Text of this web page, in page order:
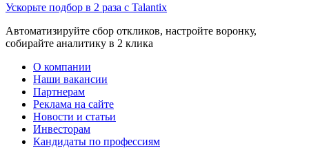
Ускорьте подбор в 2 раза с Talantix
Автоматизируйте сбор откликов, настройте воронку,
собирайте аналитику в 2 клика
О компании
Наши вакансии
Партнерам
Реклама на сайте
Новости и статьи
Инвесторам
Кандидаты по профессиям